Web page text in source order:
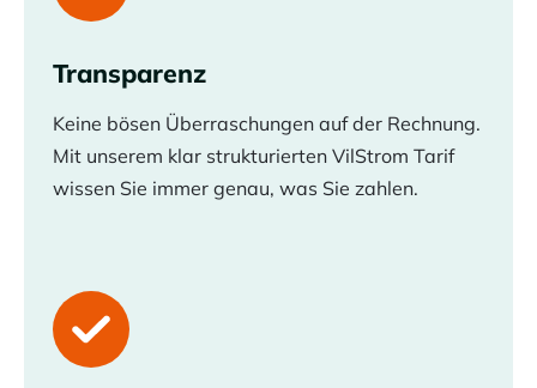
Transparenz
Keine bösen Überraschungen auf der Rechnung.
Mit unserem klar strukturierten VilStrom Tarif
wissen Sie immer genau, was Sie zahlen.